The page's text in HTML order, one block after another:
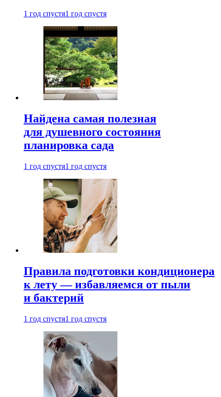
1 год спустя1 год спустя
Найдена самая полезная
для душевного состояния
планировка сада
1 год спустя1 год спустя
Правила подготовки кондиционера
к лету — избавляемся от пыли
и бактерий
1 год спустя1 год спустя